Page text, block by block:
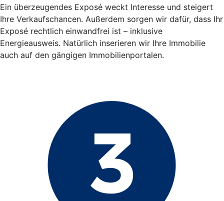
Ein überzeugendes Exposé weckt Interesse und steigert
Ihre Verkaufschancen. Außerdem sorgen wir dafür, dass Ihr
Exposé rechtlich einwandfrei ist – inklusive
Energieausweis. Natürlich inserieren wir Ihre Immobilie
auch auf den gängigen Immobilienportalen.